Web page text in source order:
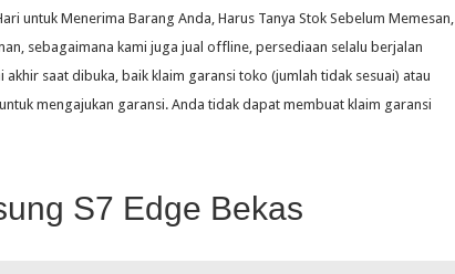
untuk Menerima Barang Anda, Harus Tanya Stok Sebelum Memesan,
sebagaimana kami juga jual offline, persediaan selalu berjalan
saat dibuka, baik klaim garansi toko (jumlah tidak sesuai) atau
mengajukan garansi. Anda tidak dapat membuat klaim garansi
S7 Edge Bekas